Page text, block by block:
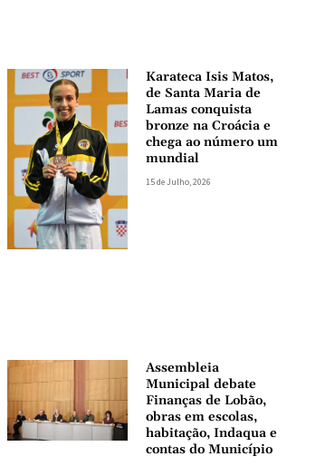
Karateca Isis Matos,
de Santa Maria de
Lamas conquista
bronze na Croácia e
chega ao número um
mundial
15 de Julho, 2026
Assembleia
Municipal debate
Finanças de Lobão,
obras em escolas,
habitação, Indaqua e
contas do Município